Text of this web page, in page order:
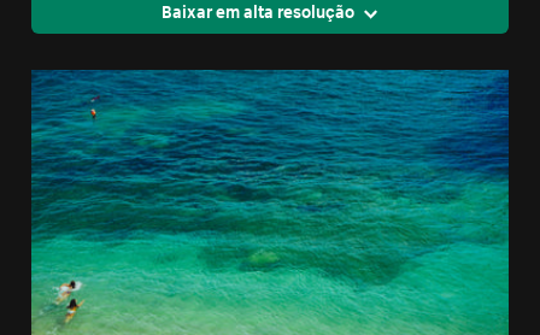
Baixar em alta resolução